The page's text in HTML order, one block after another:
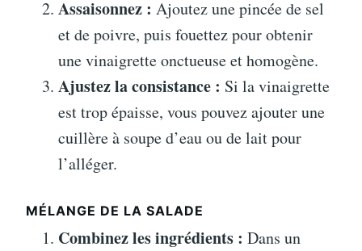
Assaisonnez : Ajoutez une pincée de sel
et de poivre, puis fouettez pour obtenir
une vinaigrette onctueuse et homogène.
Ajustez la consistance : Si la vinaigrette
est trop épaisse, vous pouvez ajouter une
cuillère à soupe d’eau ou de lait pour
l’alléger.
MÉLANGE DE LA SALADE
Combinez les ingrédients : Dans un